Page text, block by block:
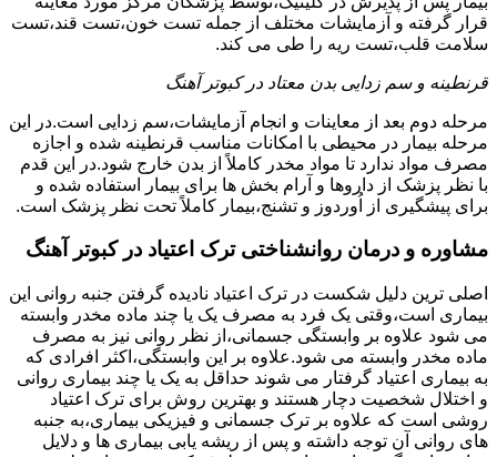
قرار گرفته و آزمایشات مختلف از جمله تست خون،تست قند،تست
سلامت قلب،تست ریه را طی می کند.
قرنطینه و سم زدایی بدن معتاد در کبوتر آهنگ
مرحله دوم بعد از معاینات و انجام آزمایشات،سم زدایی است.در این
مرحله بیمار در محیطی با امکانات مناسب قرنطینه شده و اجازه
مصرف مواد ندارد تا مواد مخدر کاملاً از بدن خارج شود.در این قدم
با نظر پزشک از داروها و آرام بخش ها برای بیمار استفاده شده و
برای پیشگیری از اُوردوز و تشنج،بیمار کاملاً تحت نظر پزشک است.
مشاوره و درمان روانشناختی ترک اعتیاد در کبوتر آهنگ
اصلی ترین دلیل شکست در ترک اعتیاد نادیده گرفتن جنبه روانی این
بیماری است،وقتی یک فرد به مصرف یک یا چند ماده مخدر وابسته
می شود علاوه بر وابستگی جسمانی،از نظر روانی نیز به مصرف
ماده مخدر وابسته می شود.علاوه بر این وابستگی،اکثر افرادی که
به بیماری اعتیاد گرفتار می شوند حداقل به یک یا چند بیماری روانی
و اختلال شخصیت دچار هستند و بهترین روش برای ترک اعتیاد
روشی است که علاوه بر ترک جسمانی و فیزیکی بیماری،به جنبه
های روانی آن توجه داشته و پس از ریشه یابی بیماری ها و دلایل